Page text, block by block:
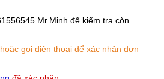
Mr.Minh để kiểm tra còn
gọi điện thoại để xác nhận đơn